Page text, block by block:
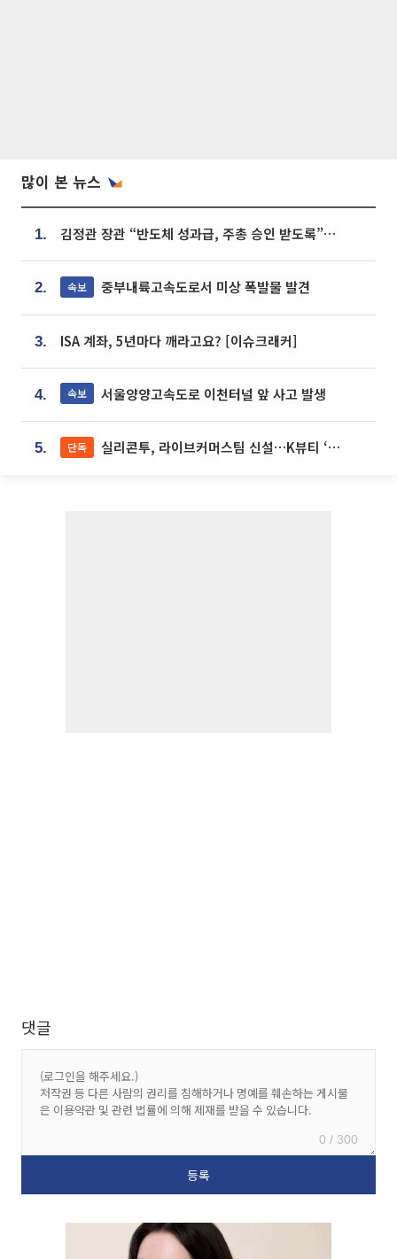
많이 본 뉴스
1. 김정관 장관 “반도체 성과급, 주총 승인 받도록”…상법·자본시장법 개정 시사
2. 속보 중부내륙고속도로서 미상 폭발물 발견
3. ISA 계좌, 5년마다 깨라고요? [이슈크래커]
4. 속보 서울양양고속도로 이천터널 앞 사고 발생
5. 단독 실리콘투, 라이브커머스팀 신설…K뷰티 ‘글로벌 판매망’ 확대[K뷰티 라방戰]
댓글
0 / 300